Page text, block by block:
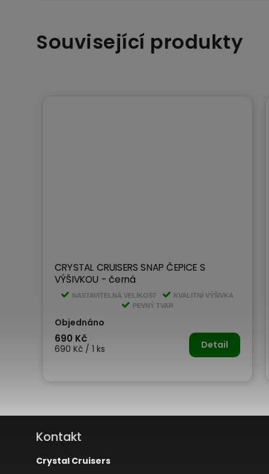
Související produkty
CRYSTAL CRUISERS SNAP ČEPICE S
VÝŠIVKOU - černá
NASTAVITELNÁ VELIKOST
KVALITNÍ VÝŠIVKA
PEVNÝ TVAR
Objednáno
690 Kč
690 Kč / 1 ks Detail
Kontakt
Crystal Cruisers